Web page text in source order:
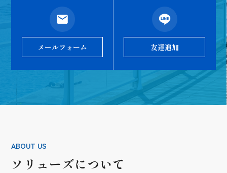
メールフォーム 友達追加
ABOUT US
ソリューズについて